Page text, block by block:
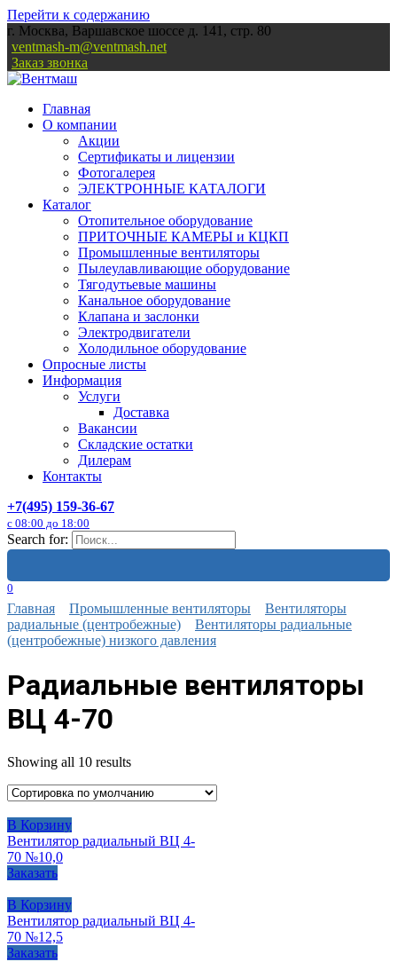
Перейти к содержанию
г. Москва, Варшавское шоссе д. 141, стр. 80
ventmash-m@ventmash.net
Заказ звонка
Главная
О компании
Акции
Сертификаты и лицензии
Фотогалерея
ЭЛЕКТРОННЫЕ КАТАЛОГИ
Каталог
Отопительное оборудование
ПРИТОЧНЫЕ КАМЕРЫ и КЦКП
Промышленные вентиляторы
Пылеулавливающие оборудование
Тягодутьевые машины
Канальное оборудование
Клапана и заслонки
Электродвигатели
Холодильное оборудование
Опросные листы
Информация
Услуги
Доставка
Вакансии
Складские остатки
Дилерам
Контакты
+7(495) 159-36-67
с 08:00 до 18:00
Search for:
0
Главная Промышленные вентиляторы
Вентиляторы
радиальные (центробежные)
Вентиляторы радиальные
(центробежные) низкого давления
Радиальные вентиляторы
ВЦ 4-70
Showing all 10 results
В Корзину
Вентилятор радиальный ВЦ 4-
70 №10,0
Заказать
В Корзину
Вентилятор радиальный ВЦ 4-
70 №12,5
Заказать